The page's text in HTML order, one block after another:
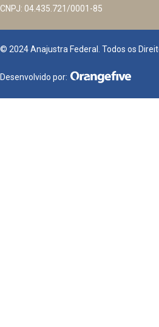
CNPJ: 04.435.721/0001-85
© 2024 Anajustra Federal. Todos os
Desenvolvido por: